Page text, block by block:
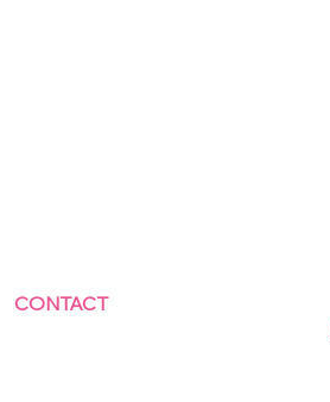
CONTACT